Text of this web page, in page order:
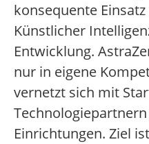
konsequente
Künstlicher
Entwicklung.
nur in eigene
vernetzt sich mit
Einrichtungen. Ziel